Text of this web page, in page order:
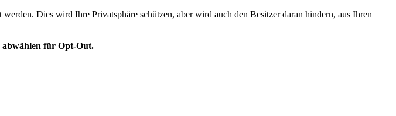
Dies wird Ihre Privatsphäre schützen, aber wird auch den Besitzer daran hindern, aus Ihren
abwählen für Opt-Out.